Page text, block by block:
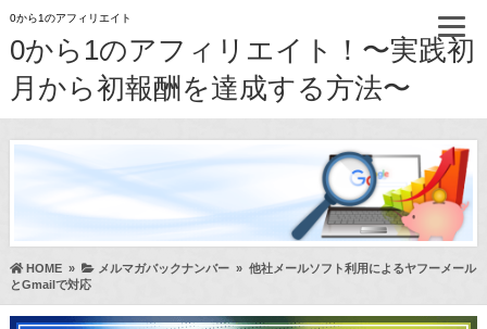
0から1のアフィリエイト
0から1のアフィリエイト！〜実践初
月から初報酬を達成する方法〜
HOME» メルマガバックナンバー» 他社メールソフト利用によるヤフーメール
とGmailで対応